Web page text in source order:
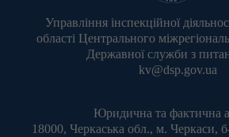
Управління інспекційної
області Центрального
Державної служби з
kv@dsp.gov.ua
Юридична та фактична
18000, Черкаська обл., м. Черкаси,